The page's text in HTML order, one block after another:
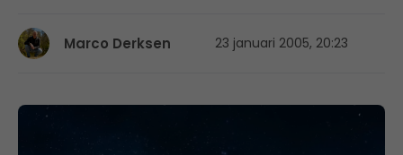
Marco Derksen 23 januari 2005, 20:23